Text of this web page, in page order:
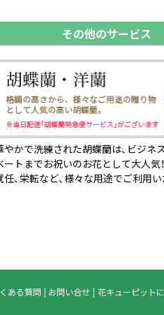
その他のサービス
やかで洗練された胡蝶蘭は、ビジネ
ートまでお祝いのお花として大人気！
任、栄転など、様々な用途でご利用い
ある質問 お問い合せ 花キューピット